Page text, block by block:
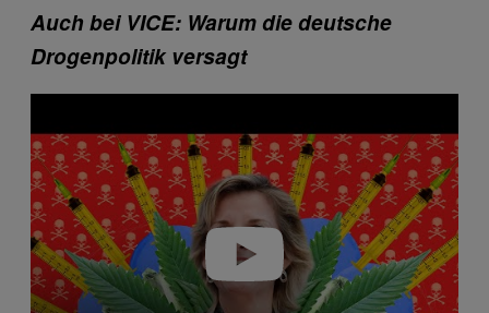
Auch bei VICE: Warum die deutsche
Drogenpolitik versagt
Play video